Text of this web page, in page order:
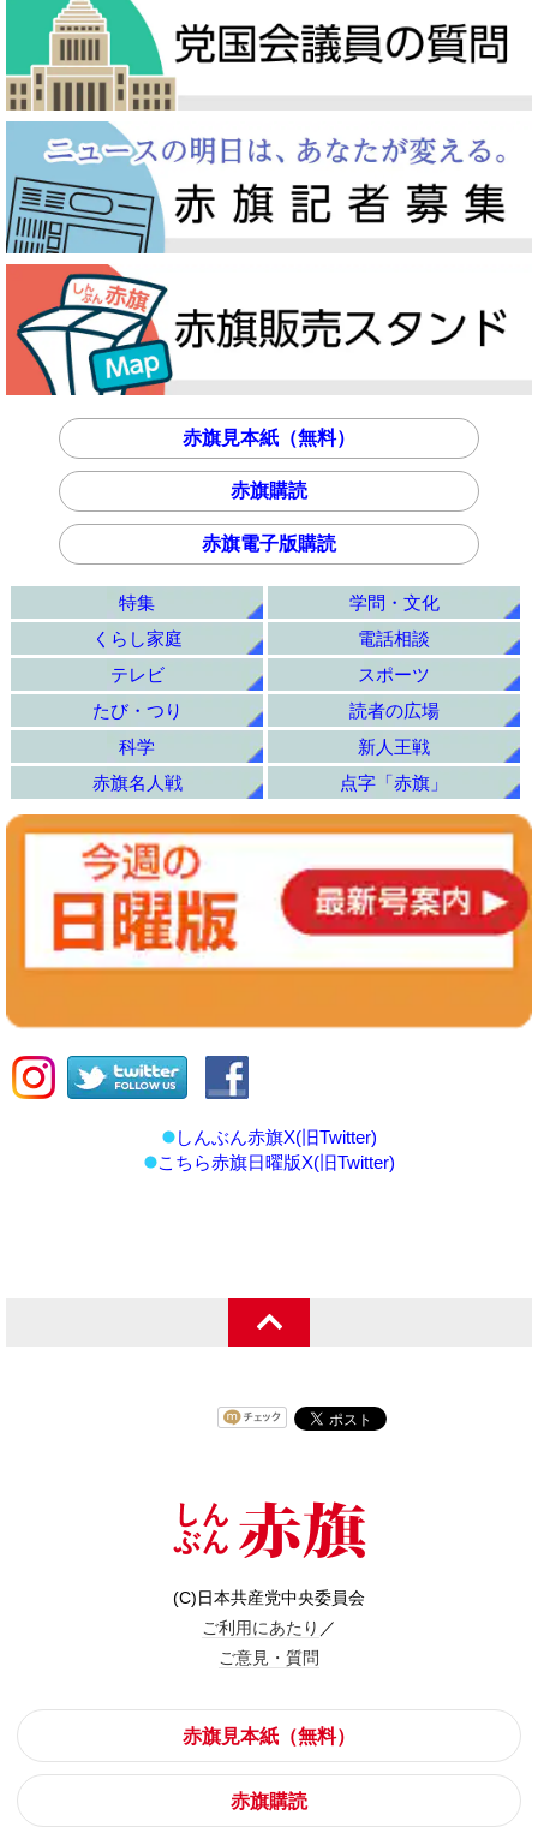
赤旗見本紙（無料）
赤旗購読
赤旗電子版購読
特集
学問・文化
くらし家庭
電話相談
テレビ
スポーツ
たび・つり
読者の広場
科学
新人王戦
赤旗名人戦
点字「赤旗」
しんぶん赤旗X(旧Twitter)
こちら赤旗日曜版X(旧Twitter)
(C)日本共産党中央委員会
ご利用にあたり ／
ご意見・質問
赤旗見本紙（無料）
赤旗購読